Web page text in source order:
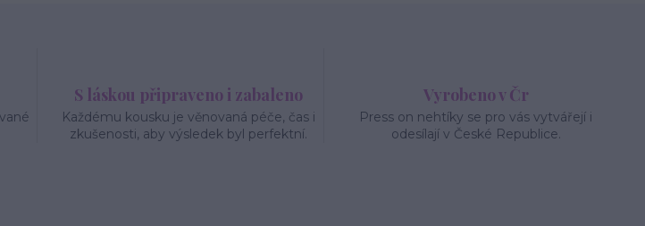
S láskou připraveno i zabaleno
Každému kousku je věnovaná péče, čas i
zkušenosti, aby výsledek byl perfektní.
Vyrobeno v Čr
Press on nehtíky se pro vás vytvářejí i
odesílají v České Republice.